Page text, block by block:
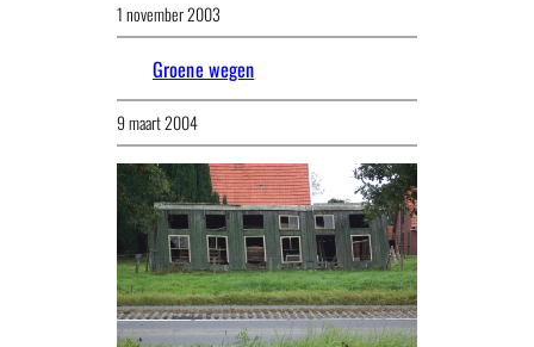
1 november 2003
Groene wegen
9 maart 2004